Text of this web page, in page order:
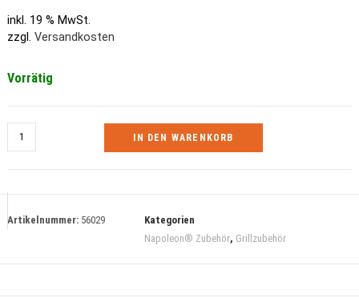
inkl. 19 % MwSt.
zzgl. Versandkosten
Vorrätig
IN DEN WARENKORB
Artikelnummer: 56029
Kategorien
Napoleon® Zubehör, Grillzubehör